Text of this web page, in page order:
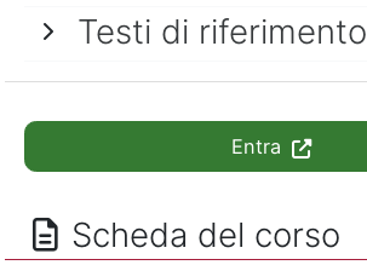
Testi di riferimento
Entra
Scheda del corso